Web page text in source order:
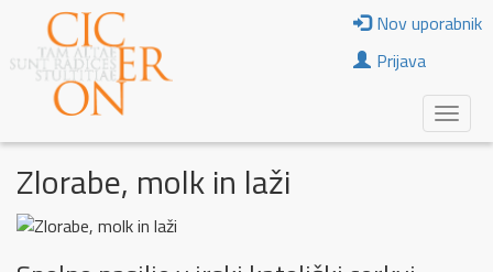
Nov uporabnik
Prijava
Zlorabe, molk in laži